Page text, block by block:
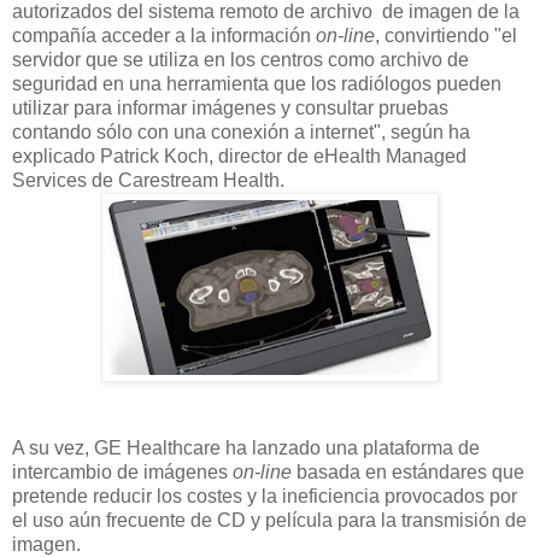
autorizados del sistema remoto de archivo de imagen de la
compañía acceder a la información on-line, convirtiendo "el
servidor que se utiliza en los centros como archivo de
seguridad en una herramienta que los radiólogos pueden
utilizar para informar imágenes y consultar pruebas
contando sólo con una conexión a internet", según ha
explicado Patrick Koch, director de eHealth Managed
Services de Carestream Health.
A su vez, GE Healthcare ha lanzado una plataforma de
intercambio de imágenes on-line basada en estándares que
pretende reducir los costes y la ineficiencia provocados por
el uso aún frecuente de CD y película para la transmisión de
imagen.